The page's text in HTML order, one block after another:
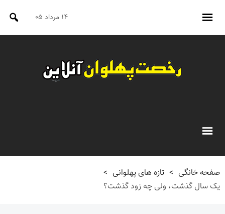
۱۴ مرداد ۰۵
صفحه خانگی > تازه های پهلوانی >
یک سال گذشت، ولی چه زود گذشت؟